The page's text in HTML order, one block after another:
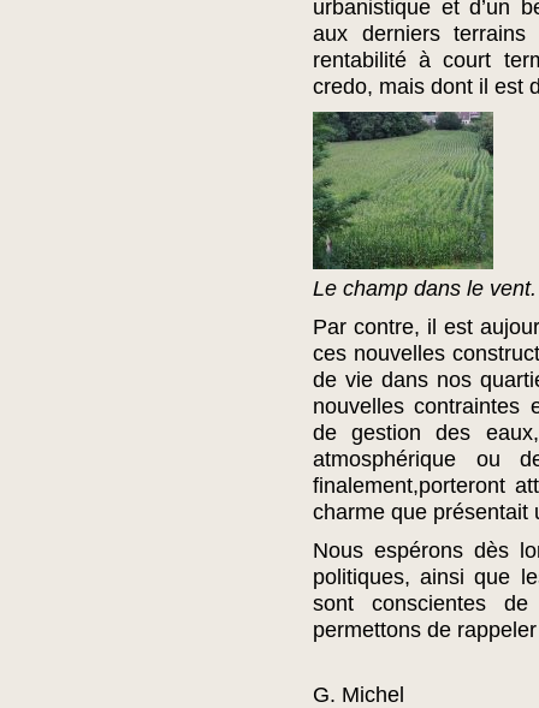
urbanistique et d’un
aux derniers
rentabilité à court
credo, mais dont il est
Le champ dans le vent.
Par contre, il est
ces nouvelles
de vie dans nos
nouvelles contraintes
de gestion des
atmosphérique ou
finalement,porteront
charme que présentait
Nous espérons dès
politiques, ainsi que
sont conscientes
permettons de
G. Michel